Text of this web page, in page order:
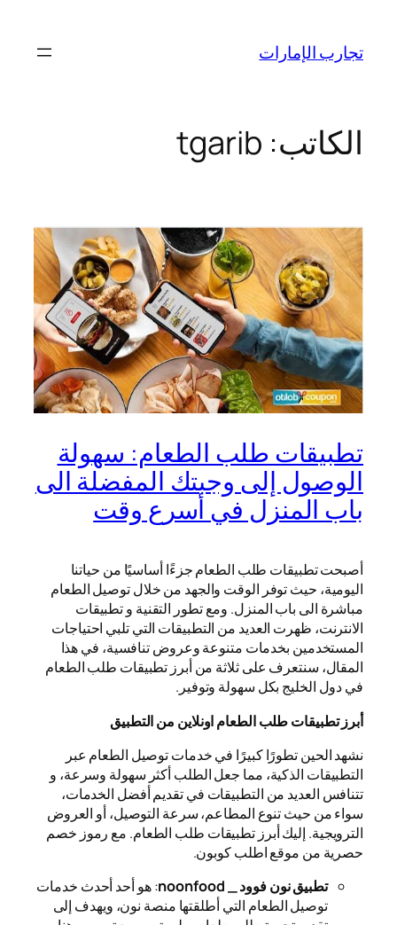
المحتوى
تجارب الإمارات
الكاتب: tgarib
تطبيقات طلب الطعام: سهولة
الوصول إلى وجبتك المفضلة الى
باب المنزل في أسرع وقت
أصبحت تطبيقات طلب الطعام جزءًا أساسيًا من حياتنا
اليومية، حيث توفر الوقت والجهد من خلال توصيل الطعام
مباشرة الى باب المنزل. ومع تطور التقنية و تطبيقات
الانترنت، ظهرت العديد من التطبيقات التي تلبي احتياجات
المستخدمين بخدمات متنوعة وعروض تنافسية، في هذا
المقال، سنتعرف على ثلاثة من أبرز تطبيقات طلب الطعام
في دول الخليج بكل سهولة وتوفير.
أبرز تطبيقات طلب الطعام اونلاين من التطبيق
نشهد الحين تطورًا كبيرًا في خدمات توصيل الطعام عبر
التطبيقات الذكية، مما جعل الطلب أكثر سهولة وسرعة، و
تتنافس العديد من التطبيقات في تقديم أفضل الخدمات،
سواء من حيث تنوع المطاعم، سرعة التوصيل، أو العروض
الترويجية. إليك أبرز تطبيقات طلب الطعام. مع رموز خصم
حصرية من موقع اطلب كوبون.
تطبيق نون فوود _ noonfood
: هو أحد أحدث خدمات
توصيل الطعام التي أطلقتها منصة نون، ويهدف إلى